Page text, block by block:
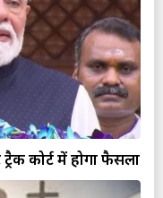
कोर्ट में होगा फैसला